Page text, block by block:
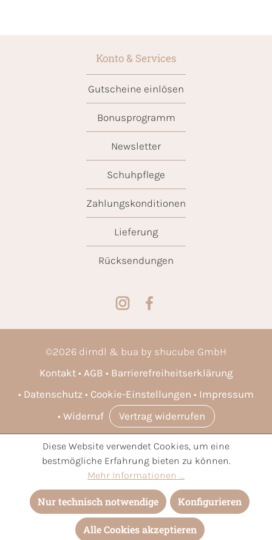
Konto & Services
Gutscheine einlösen
Bonusprogramm
Newsletter
Schuhpflege
Zahlungskonditionen
Lieferung
Rücksendungen
©2026 dirndl & bua by shucube GmbH
Kontakt
AGB
Barrierefreiheitserklärung
Datenschutz
Cookie-Einstellungen
Impressum
Widerruf
Vertrag widerrufen
* Alle Preise inkl. gesetzl. Mehrwertsteuer zzgl.Versandkosten
und ggf. Nachnahmegebühren, wenn nicht anders angegeben.
Diese Website verwendet Cookies, um eine
bestmögliche Erfahrung bieten zu können.
Mehr Informationen ...
Nur technisch notwendige Konfigurieren
Alle Cookies akzeptieren